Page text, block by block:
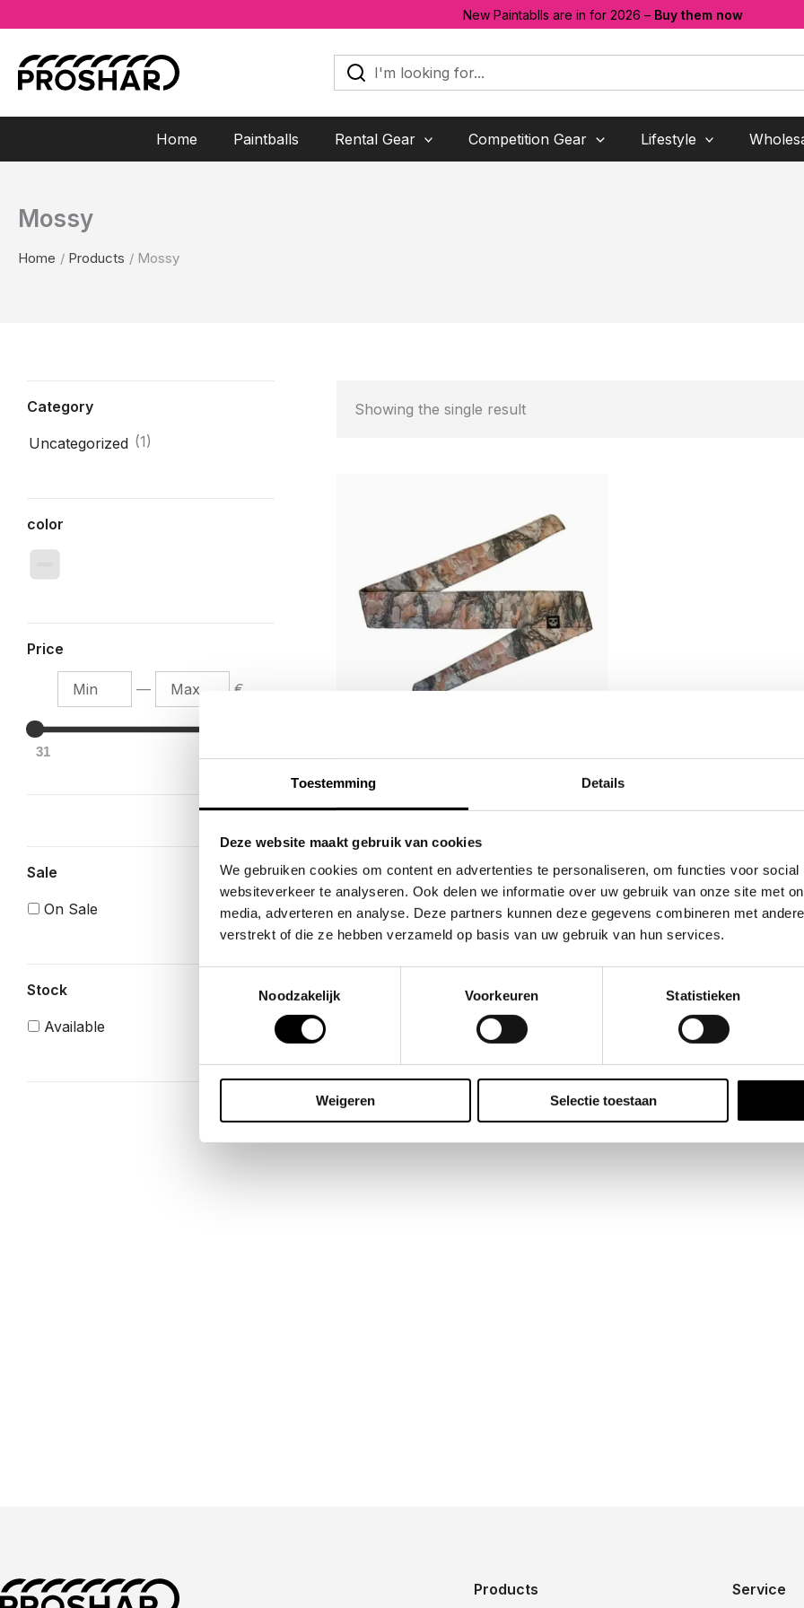
Toestemming Details
Deze website maakt gebruik van cookies
We gebruiken cookies om content en advertenties te personaliseren, om functies voor
websiteverkeer te analyseren. Ook delen we informatie over uw gebruik van onze site met
media, adverteren en analyse. Deze partners kunnen deze gegevens combineren met
verstrekt of die ze hebben verzameld op basis van uw gebruik van hun services.
Noodzakelijk
Voorkeuren Statistieken
Weigeren Selectie toestaan
New Paintablls are in for 2026 – Buy them now
content
I'm
looking
Home Paintballs Rental Gear Competition Gear Lifestyle
Mossy
Home Products Mossy
Category
Uncategorized (1)
color
Price
— €
31
Sale
On Sale
Stock
Available
Showing the single result
Uncategorized
Trunk Series Headband –
Standard Colors
€31.25
Products Service